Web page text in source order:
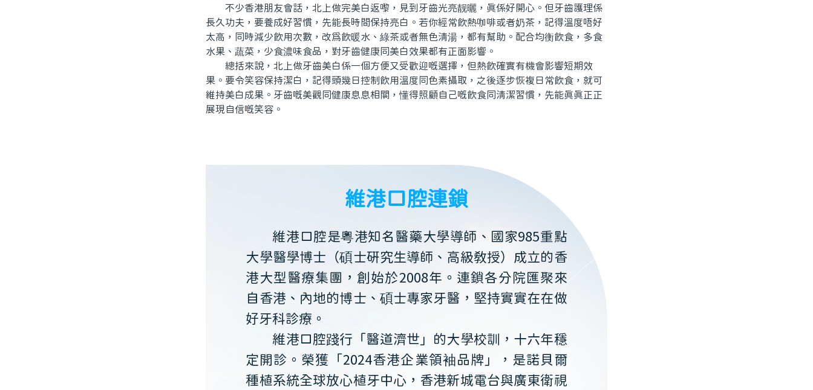
不少香港朋友會話，北上做完美白返嚟，見到牙齒光亮靓曬，真係好開心。但牙齒護理係
長久功夫，要養成好習慣，先能長時間保持亮白。若你經常飲熱咖啡或者奶茶，記得溫度唔好
太高，同時減少飲用次數，改爲飲暖水、綠茶或者無色清湯，都有幫助。配合均衡飲食，多食
水果、蔬菜，少食濃味食品，對牙齒健康同美白效果都有正面影響。
總括來說，北上做牙齒美白係一個方便又受歡迎嘅選擇，但熱飲確實有機會影響短期效
果。要令笑容保持潔白，記得頭幾日控制飲用溫度同色素攝取，之後逐步恢複日常飲食，就可
維持美白成果。牙齒嘅美觀同健康息息相關，懂得照顧自己嘅飲食同清潔習慣，先能真真正正
展現自信嘅笑容。
維港口腔連鎖
維港口腔是粵港知名醫藥大學導師、國家985重點
大學醫學博士（碩士研究生導師、高級教授）成立的香
港大型醫療集團，創始於2008年。連鎖各分院匯聚來
自香港、內地的博士、碩士專家牙醫，堅持實實在在做
好牙科診療。
維港口腔踐行「醫道濟世」的大學校訓，十六年穩
定開診。榮獲「2024香港企業領袖品牌」，是諾貝爾
種植系統全球放心植牙中心，香港新城電台與廣東衛視